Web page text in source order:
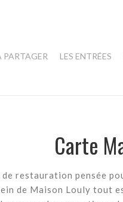
PARTAGER LES ENTRÉES
Carte
de restauration pensée
de Maison Louly tout